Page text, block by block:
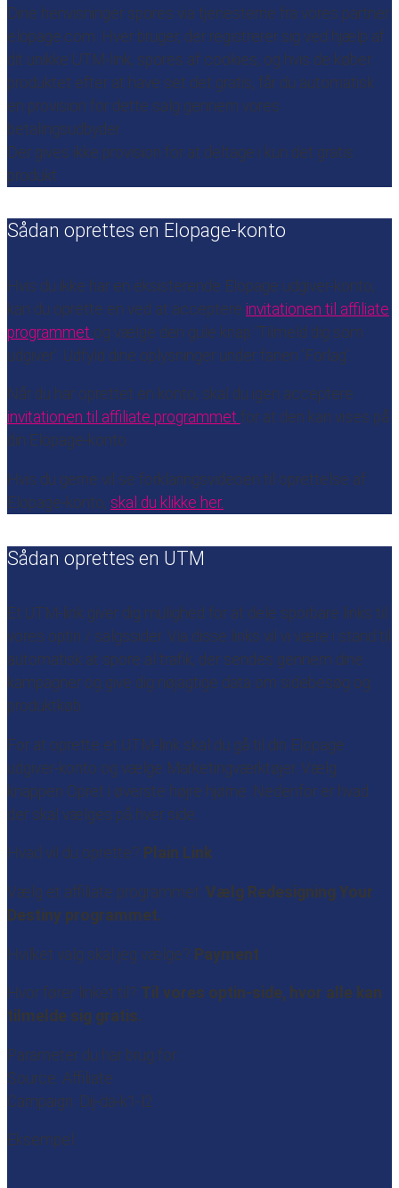
Dine henvisninger spores via tjenesterne fra vores partner
elopage.com. Hver bruger, der registrerer sig ved hjælp af
dit unikke UTM-link, spores af cookies, og hvis de køber
produktet efter at have set det gratis, får du automatisk
en provision for dette salg gennem vores
betalingsudbyder.
Der gives ikke provision for at deltage i kun det gratis
produkt.
Sådan oprettes en Elopage-konto
Hvis du ikke har en eksisterende Elopage udgiver-konto,
kan du oprette en ved at acceptere invitationen til affiliate
programmet og vælge den gule knap ‘Tilmeld dig som
udgiver’. Udfyld dine oplysninger under fanen ‘Forlag’.
Når du har oprettet en konto, skal du igen acceptere
invitationen til affiliate programmet for at den kan vises på
din Elopage-konto.
Hvis du gerne vil se forklaringsvideoen til oprettelse af
Elopage-konto, skal du klikke her.
Sådan oprettes en UTM
Et UTM-link giver dig mulighed for at dele sporbare links til
vores optin / salgssider. Via disse links vil vi være i stand til
automatisk at spore al trafik, der sendes gennem dine
kampagner og give dig nøjagtige data om sidebesøg og
produktkøb.
For at oprette et UTM-link skal du gå til din Elopage
udgiver-konto og vælge Marketingværktøjer. Vælg
knappen Opret i øverste højre hjørne. Nedenfor er hvad
der skal vælges på hver side:
Hvad vil du oprette? Plain Link
Vælg et affiliate programmet: Vælg Redesigning Your
Destiny programmet.
Hvilket valg skal jeg vælge? Payment
Hvor fører linket til? Til vores optin-side, hvor alle kan
tilmelde sig gratis.
Parameter du har brug for:
Source: Affiliate
Campaign: Dij-da-k1-l2
Eksempel: